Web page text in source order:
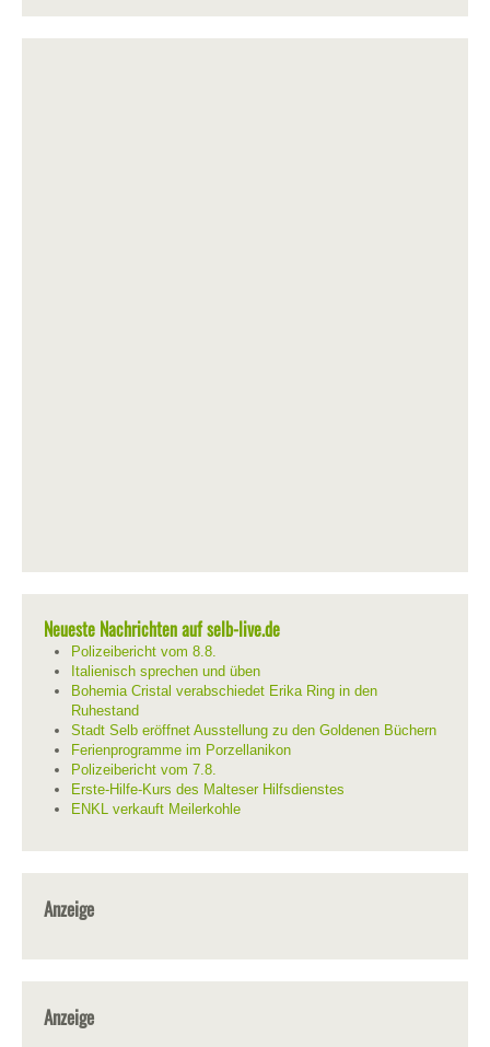
Neueste Nachrichten auf selb-live.de
Polizeibericht vom 8.8.
Italienisch sprechen und üben
Bohemia Cristal verabschiedet Erika Ring in den
Ruhestand
Stadt Selb eröffnet Ausstellung zu den Goldenen Büchern
Ferienprogramme im Porzellanikon
Polizeibericht vom 7.8.
Erste-Hilfe-Kurs des Malteser Hilfsdienstes
ENKL verkauft Meilerkohle
Anzeige
Anzeige